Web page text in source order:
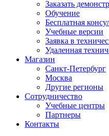
Заказать
Обучение
Бесплатная
Учебные версии
Заявка в
Удаленная
Магазин
Санкт-Петербург
Москва
Другие регионы
Сотрудничество
Учебные центры
Партнеры
Контакты